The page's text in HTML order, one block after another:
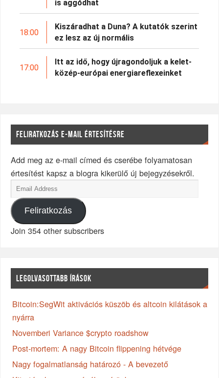
is aggódhat
18:00
Kiszáradhat a Duna? A kutatók szerint
ez lesz az új normális
17:00
Itt az idő, hogy újragondoljuk a kelet-
közép-európai energiareflexeinket
FELIRATKOZÁS E-MAIL ÉRTESÍTÉSRE
Add meg az e-mail címed és cserébe folyamatosan
értesítést kapsz a blogra kikerülő új bejegyzésekről.
Feliratkozás
Join 354 other subscribers
LEGOLVASOTTABB ÍRÁSOK
Bitcoin:SegWit aktivációs küszöb és altcoin kilátások a
nyárra
Novemberi Variance $crypto roadshow
Post-mortem: A nagy Bitcoin flippening hétvége
Nagy fogalmatlanság határozó - A bevezető